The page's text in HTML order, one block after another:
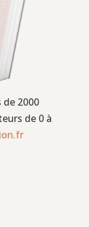
2000
de 0 à